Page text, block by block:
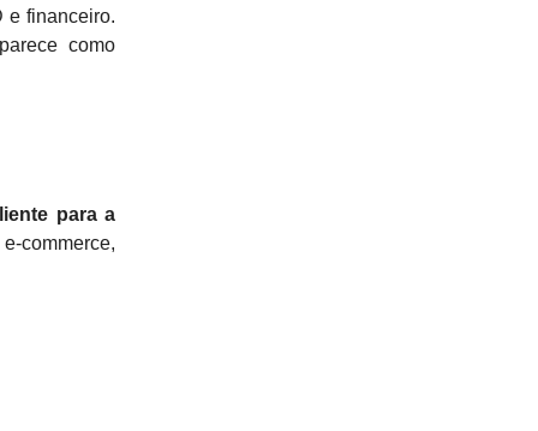
e financeiro.
como
para a
commerce,